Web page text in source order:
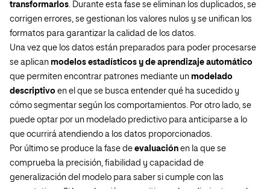
transformarlos. Durante esta fase se eliminan los duplicados, se
corrigen errores, se gestionan los valores nulos y se unifican los
formatos para garantizar la calidad de los datos.
Una vez que los datos están preparados para poder procesarse
se aplican modelos estadísticos y de aprendizaje automático
que permiten encontrar patrones mediante un modelado
descriptivo en el que se busca entender qué ha sucedido y
cómo segmentar según los comportamientos. Por otro lado, se
puede optar por un modelado predictivo para anticiparse a lo
que ocurrirá atendiendo a los datos proporcionados.
Por último se produce la fase de evaluación en la que se
comprueba la precisión, fiabilidad y capacidad de
generalización del modelo para saber si cumple con las